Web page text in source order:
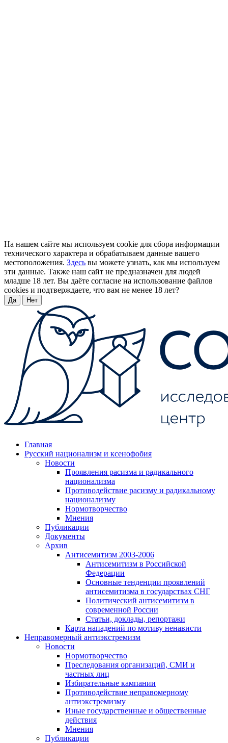
На нашем сайте мы используем cookie для сбора информации
технического характера и обрабатываем данные вашего
местоположения. Здесь вы можете узнать, как мы используем
эти данные. Также наш сайт не предназначен для людей
младше 18 лет. Вы даёте согласие на использование файлов
cookies и подтверждаете, что вам не менее 18 лет?
Да Нет
Главная
Русский национализм и ксенофобия
Новости
Проявления расизма и радикального
национализма
Противодействие расизму и радикальному
национализму
Нормотворчество
Мнения
Публикации
Документы
Архив
Антисемитизм 2003-2006
Антисемитизм в Российской
Федерации
Основные тенденции проявлений
антисемитизма в государствах СНГ
Политический антисемитизм в
современной России
Статьи, доклады, репортажи
Карта нападений по мотиву ненависти
Неправомерный антиэкстремизм
Новости
Нормотворчество
Преследования организаций, СМИ и
частных лиц
Избирательные кампании
Противодействие неправомерному
антиэкстремизму
Иные государственные и общественные
действия
Мнения
Публикации